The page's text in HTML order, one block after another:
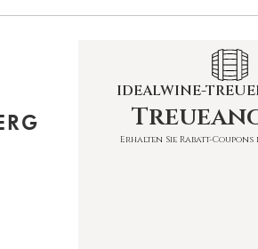
IDEALWINE-
Erhalten Sie Rabatt-Coupons